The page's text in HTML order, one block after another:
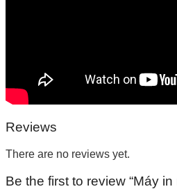
Reviews
There are no reviews yet.
Be the first to review “Máy